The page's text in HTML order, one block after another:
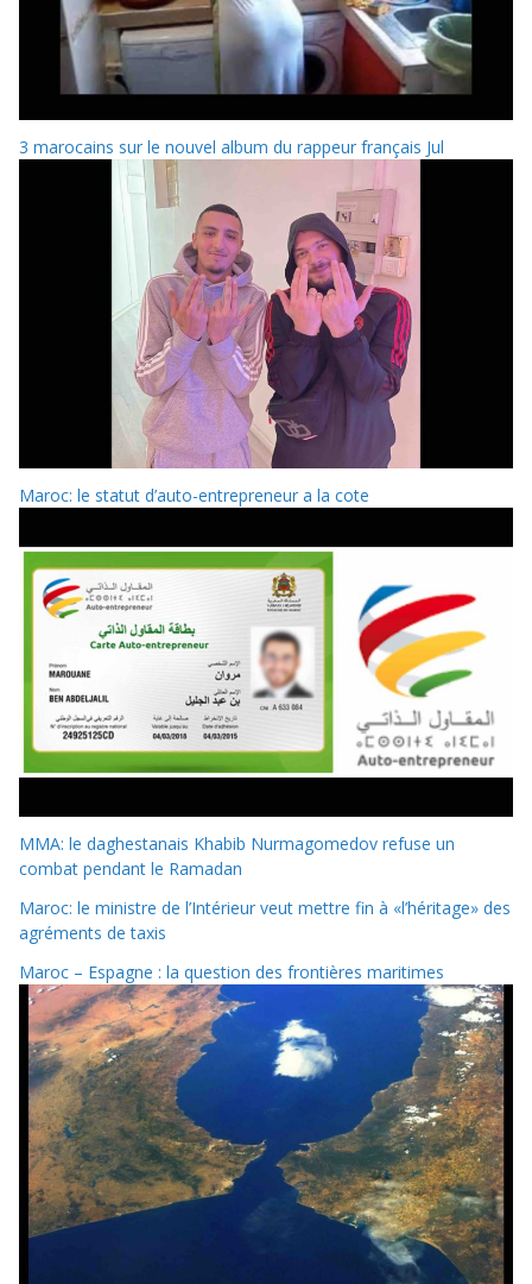
3 marocains sur le nouvel album du rappeur français Jul
Maroc: le statut d’auto-entrepreneur a la cote
MMA: le daghestanais Khabib Nurmagomedov refuse un
combat pendant le Ramadan
Maroc: le ministre de l’Intérieur veut mettre fin à «l’héritage» des
agréments de taxis
Maroc – Espagne : la question des frontières maritimes